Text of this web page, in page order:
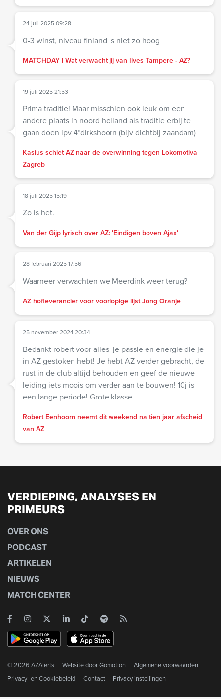
24 juli 2025 09:28
0-3 winst, niveau finland is niet zo hoog
MATCHDAY | Wat verwacht jij van Ilves Tampere - AZ?
19 juli 2025 21:53
Prima traditie! Maar misschien ook leuk om een
andere plaats in noord holland als traditie erbij te
gaan doen ipv 4*dirkshoorn (bijv dichtbij zaandam)
Kasius schiet AZ naar de overwinning tegen Lokomotiva
Zagreb
18 juli 2025 15:19
Zo is het.
Van der Gijp lyrisch over AZ: 'Eindigen boven Ajax'
28 februari 2025 17:56
Waarneer verwachten we Meerdink weer terug?
AZ hofleverancier voor voorlopige lijst Jong Oranje
25 november 2024 20:34
Bedankt robert voor alles, je passie en energie die je
in AZ gestoken hebt! Je hebt AZ verder gebracht, de
rust in de club altijd behouden en geef de nieuwe
leiding iets moois om verder aan te bouwen! 10j is
een lange periode! Grote klasse.
Robert Eenhoorn neemt dit weekend na tien jaar afscheid
van AZ
VERDIEPING, ANALYSES EN
PRIMEURS
OVER ONS
PODCAST
ARTIKELEN
NIEUWS
MATCH CENTER
© 2026 AZAlerts Website doorGomotion
Algemene voorwaarden
Privacy- en Cookiebeleid
Contact Privacy instellingen